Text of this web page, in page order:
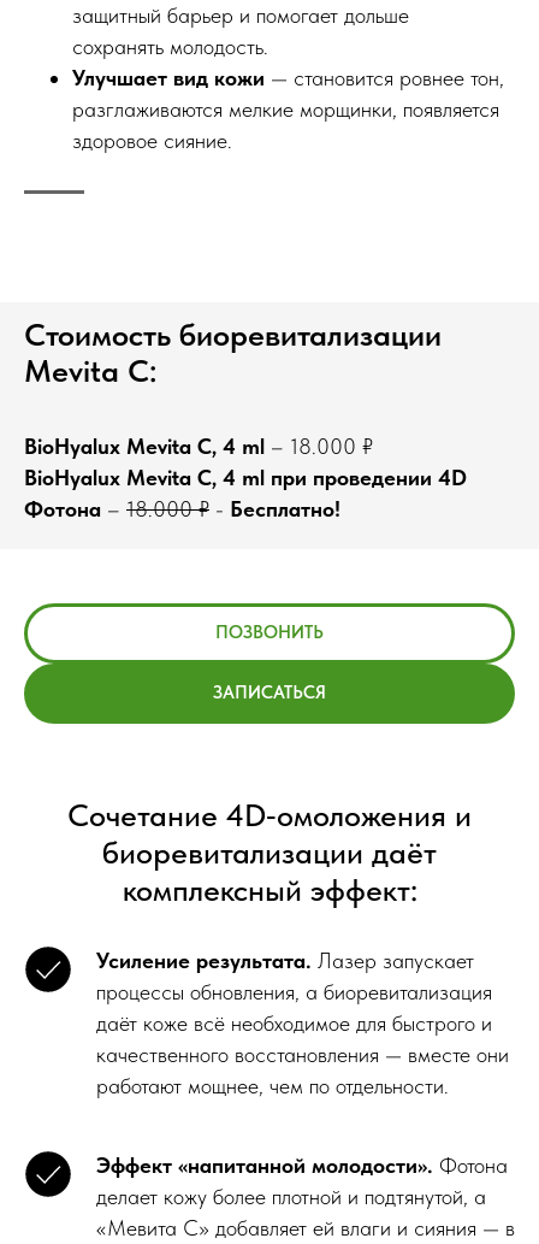
защитный барьер и помогает дольше
сохранять молодость.
Улучшает вид кожи — становится ровнее тон,
разглаживаются мелкие морщинки, появляется
здоровое сияние.
Стоимость биоревитализации
Mevita С:
BioHyalux Mevita С, 4 ml – 18.000 ₽
BioHyalux Mevita С, 4 ml при проведении 4D
Фотона – 18.000 ₽ - Бесплатно!
ПОЗВОНИТЬ
ЗАПИСАТЬСЯ
Сочетание 4D‑омоложения и
биоревитализации даёт
комплексный эффект:
Усиление результата. Лазер запускает
процессы обновления, а биоревитализация
даёт коже всё необходимое для быстрого и
качественного восстановления — вместе они
работают мощнее, чем по отдельности.
Эффект «напитанной молодости». Фотона
делает кожу более плотной и подтянутой, а
«Мевита С» добавляет ей влаги и сияния — в